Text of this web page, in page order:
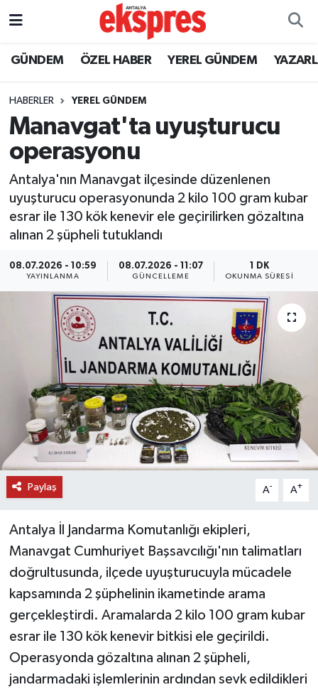
GÜNDEM ÖZEL HABER YEREL GÜNDEM
HABERLER YEREL GÜNDEM
Manavgat'ta uyuşturucu
operasyonu
Antalya'nın Manavgat ilçesinde düzenlenen
uyuşturucu operasyonunda 2 kilo 100 gram kubar
esrar ile 130 kök kenevir ele geçirilirken gözaltına
alınan 2 şüpheli tutuklandı
08.07.2026 - 10:59
YAYINLANMA
08.07.2026 - 11:07
GÜNCELLEME
1 DK
OKUNMA SÜRESI
Paylaş A- A+
Antalya İl Jandarma Komutanlığı ekipleri,
Manavgat Cumhuriyet Başsavcılığı'nın talimatları
doğrultusunda, ilçede uyuşturucuyla mücadele
kapsamında 2 şüphelinin ikametinde arama
gerçekleştirdi. Aramalarda 2 kilo 100 gram kubar
esrar ile 130 kök kenevir bitkisi ele geçirildi.
Operasyonda gözaltına alınan 2 şüpheli,
jandarmadaki işlemlerinin ardından sevk edildikleri
ÖZEL HABER
YEREL GÜNDEM
EKONOMİ
KÜLTÜR - SANAT
SPOR
SİYASET
SAĞLIK
DÜNYA
EĞİTİM
TURİZM
RÖPORTAJ
VİDEO HABERLER
YAZARLAR
RESMİ İLAN
MAGAZİN
Nöbetçi Eczaneler
Trafik Durumu
Süper Lig Puan Durumu ve Fikstür
Tüm Manşetler
Son Dakika Haberleri
Haber Arşivi